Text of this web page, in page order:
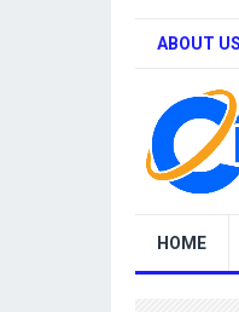
ABOUT US
HOME